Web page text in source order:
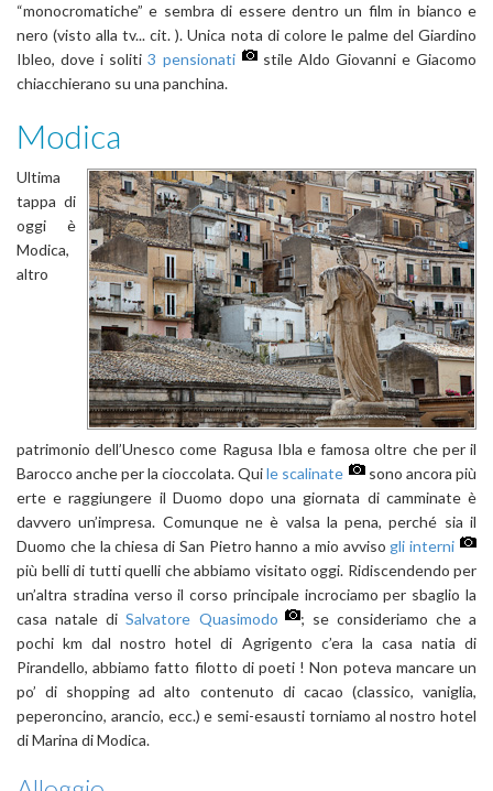
“monocromatiche” e sembra di essere dentro un film in bianco e
nero (visto alla tv... cit. ). Unica nota di colore le palme del Giardino
Ibleo, dove i soliti3 pensionati
stile Aldo Giovanni e Giacomo
chiacchierano su una panchina.
Modica
Ultima
tappa di
oggi è
Modica,
altro
patrimonio dell’Unesco come Ragusa Ibla e famosa oltre che per il
Barocco anche per la cioccolata. Quile scalinate
sono ancora più
erte e raggiungere il Duomo dopo una giornata di camminate è
davvero un’impresa. Comunque ne è valsa la pena, perché sia il
Duomo che la chiesa di San Pietro hanno a mio avviso gli interni
più belli di tutti quelli che abbiamo visitato oggi. Ridiscendendo per
un’altra stradina verso il corso principale incrociamo per sbaglio la
casa natale diSalvatore Quasimodo
; se consideriamo che a
pochi km dal nostro hotel di Agrigento c’era la casa natia di
Pirandello, abbiamo fatto filotto di poeti ! Non poteva mancare un
po’ di shopping ad alto contenuto di cacao (classico, vaniglia,
peperoncino, arancio, ecc.) e semi-esausti torniamo al nostro hotel
di Marina di Modica.